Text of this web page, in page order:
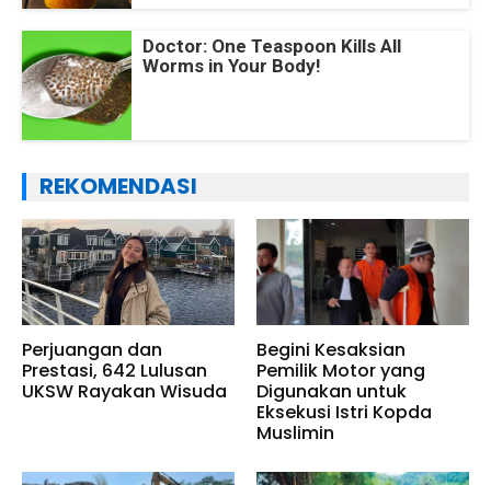
Doctor: One Teaspoon Kills All
Worms in Your Body!
REKOMENDASI
Perjuangan dan
Prestasi, 642 Lulusan
UKSW Rayakan Wisuda
Begini Kesaksian
Pemilik Motor yang
Digunakan untuk
Eksekusi Istri Kopda
Muslimin